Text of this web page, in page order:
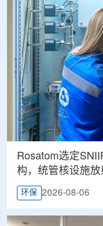
Rosatom选定
构，统管核设施
环保 2026-08-06